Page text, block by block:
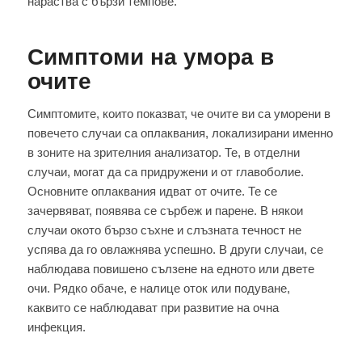
Симптоми на умора в
очите
Симптомите, които показват, че очите ви са уморени в
повечето случаи са оплаквания, локализирани именно
в зоните на зрителния анализатор. Те, в отделни
случаи, могат да са придружени и от главоболие.
Основните оплаквания идват от очите. Те се
зачервяват, появява се сърбеж и парене. В някои
случаи окото бързо съхне и слъзната течност не
успява да го овлажнява успешно. В други случаи, се
наблюдава повишено сълзене на едното или двете
очи. Рядко обаче, е налице оток или подуване,
каквито се наблюдават при развитие на очна
инфекция.